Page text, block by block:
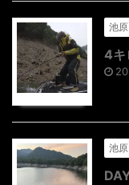
池
4キ
池